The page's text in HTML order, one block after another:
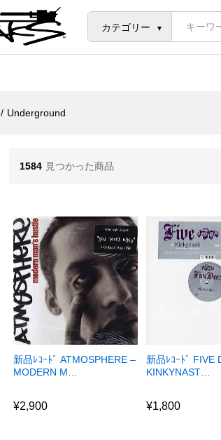
カテゴリー
/ Underground
1584 見つかった商品
新品ﾚｺｰﾄﾞ ATMOSPHERE –
MODERN M…
¥2,900
新品ﾚｺｰﾄﾞ FIVE
KINKYNAST…
¥1,800